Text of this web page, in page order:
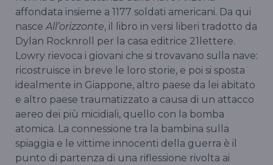
affondata insieme a 1177 soldati americani. Da qui
nasceAll’orizzonte, il libro in versi liberi tradotto da
Dylan Rocknroll per la casa editrice 21lettere.
Lowry rievoca i giovani che si trovavano sulla nave:
ricostruisce in breve le loro storie, e poi si sposta
idealmente in Giappone, altro paese da lei abitato
e altro paese traumatizzato a causa di un attacco
aereo dei più micidiali, quello con la bomba
atomica. La connessione tra la bambina sulla
spiaggia e le vittime innocenti della guerra è il
punto di partenza di una riflessione rivolta ai